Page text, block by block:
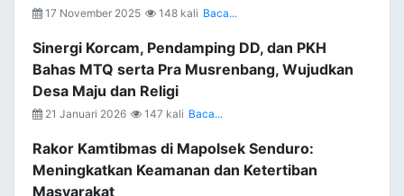
17 November 2025 148 kali Baca...
Sinergi Korcam, Pendamping DD, dan PKH
Bahas MTQ serta Pra Musrenbang, Wujudkan
Desa Maju dan Religi
21 Januari 2026 147 kali Baca...
Rakor Kamtibmas di Mapolsek Senduro:
Meningkatkan Keamanan dan Ketertiban
Masyarakat